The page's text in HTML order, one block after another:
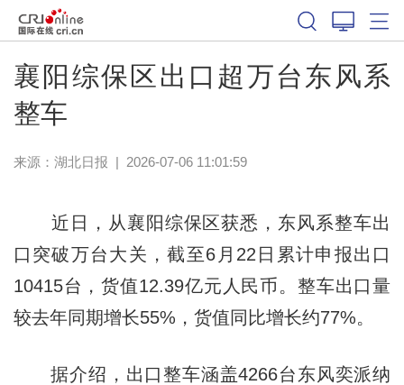
襄阳综保区出口超万台东风系
整车
来源： 湖北日报 | 2026-07-06 11:01:59
近日，从襄阳综保区获悉，东风系整车出
口突破万台大关，截至6月22日累计申报出口
10415台，货值12.39亿元人民币。整车出口量
较去年同期增长55%，货值同比增长约77%。
据介绍，出口整车涵盖4266台东风奕派纳